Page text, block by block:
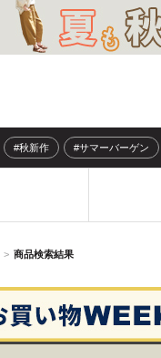
#秋新作 #サマーバーゲン
商品検索結果